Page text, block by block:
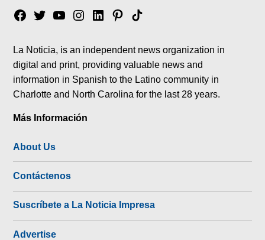
Facebook
TwitterYouTubeInstagram
LinkedinPinterest
Tik
La Noticia, is an independent news organization in
digital and print, providing valuable news and
information in Spanish to the Latino community in
Charlotte and North Carolina for the last 28 years.
Más Información
About Us
Contáctenos
Suscríbete a La Noticia Impresa
Advertise